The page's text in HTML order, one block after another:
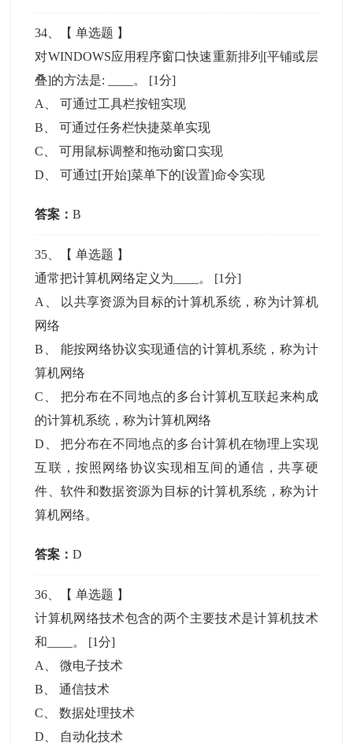
34 、【单选题 】
对WINDOWS应用程序窗口快速重新排列[平铺或层
叠]的方法是: ____。 [1分]
A
、可通过工具栏按钮实现
B 、可通过任务栏快捷菜单实现
C 、可用鼠标调整和拖动窗口实现
D 、可通过[开始]菜单下的[设置]命令实现
答案：B
35 、【单选题 】
通常把计算机网络定义为____。 [1分]
A
以共享资源为目标的计算机系统，称为计算机
网络
B
能按网络协议实现通信的计算机系统，称为计
算机网络
C
把分布在不同地点的多台计算机互联起来构成
的计算机系统，称为计算机网络
D 、把分布在不同地点的多台计算机在物理上实现
互联，按照网络协议实现相互间的通信，共享硬
件、软件和数据资源为目标的计算机系统，称为计
算机网络。
答案：D
36 、【单选题 】
计算机网络技术包含的两个主要技术是计算机技术
和____。 [1分]
A
、微电子技术
B 、通信技术
C 、数据处理技术
D
自动化技术